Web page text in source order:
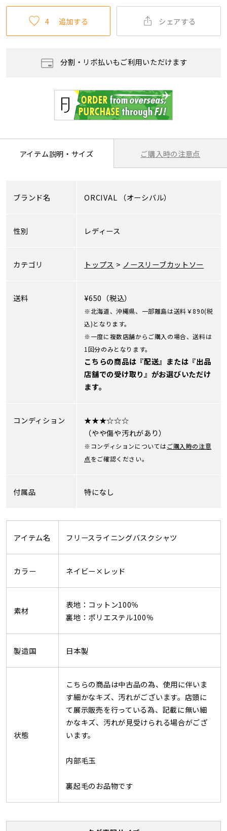
4 追加する シェアする
分割・リボ払いもご利用いただけます
アイテム説明・サイズ ご購入時の注意点
ブランド名 ORCIVAL （オーシバル）
性別 レディース
カテゴリ トップス > ノースリーブカットソー
送料 ¥650（税込）
※北海道、沖縄県、一部離島は送料￥890(税
込)となります。
※一度に複数店舗からご購入の場合、送料は
1回分のみとなります。
こちらの商品は『配送』または『出品
店舗での受け取り』がお選びいただけ
ます。
コンディション
★★★☆☆☆
（やや傷や汚れがあり）
※コンディションについてはご購入時の注意
点をご確認ください。
付属品 特になし
アイテム名 フリースライニングバスクシャツ
カラー ネイビー×レッド
素材
表地：コットン100％
裏地：ポリエステル100％
製造国 日本製
状態
こちらの商品は中古品の為、使用に伴いま
す細かなキズ、汚れがございます。店頭に
て展示販売を行っている為、記載に無い細
かなキズ、汚れが見受けられる場合がござ
います。
内部毛玉
裏起毛のお品物です